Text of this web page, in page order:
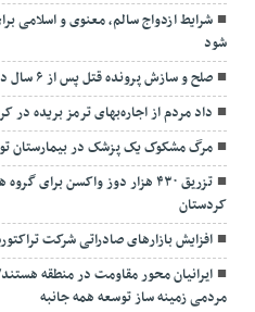
شرایط ازدواج سالم، معنوی و اسلامی
شود
صلح و سازش پرونده قتل پس از ۶ سال در سنندج
داد مردم از اجاره‌بهای ترمز بریده در
مرگ مشکوک یک پزشک در بیمارستان
تزریق ۴۳۰ هزار دوز واکسن برای
کردستان
افزایش بازارهای صادراتی شرکت
ایرانیان محور مقاومت در منطقه
مردمی زمینه ساز توسعه همه جانبه